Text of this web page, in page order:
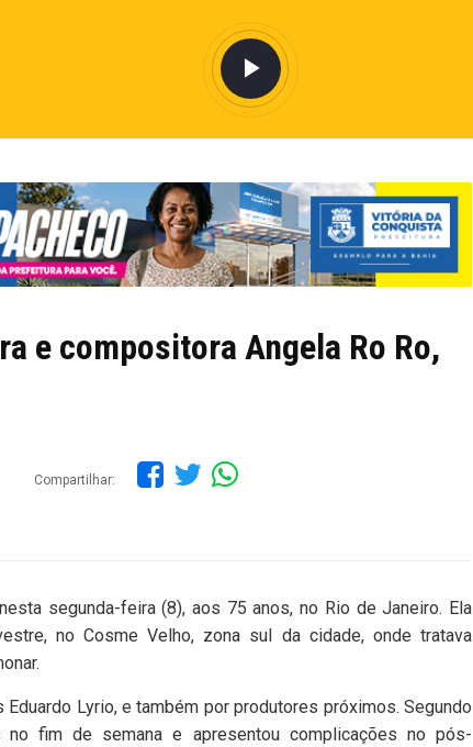
e compositora Angela Ro Ro,
Compartilhar:
segunda-feira (8), aos 75 anos, no Rio de Janeiro. Ela
no Cosme Velho, zona sul da cidade, onde tratava
Lyrio, e também por produtores próximos. Segundo
no fim de semana e apresentou complicações no pós-